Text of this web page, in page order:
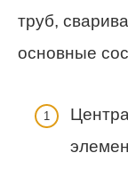
труб,
основные